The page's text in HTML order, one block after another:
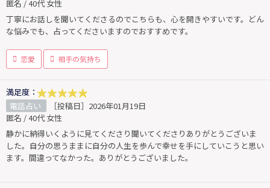
匿名 / 40代 女性
丁寧にお話しを聞いてくださるのでこちらも、心を開きやすいです。どん
な悩みでも、占ってくださいますのでおすすめです。
恋愛 相手の気持ち
満足度：
電話占い
［投稿日］2026年01月19日
匿名 / 40代 女性
静かに納得いくように見てくださり聞いてくださりありがとうございま
した。自分の思うままに自分の人生を歩んで幸せを手にしていこうと思い
ます。間違ってなかった。ありがとうございました。